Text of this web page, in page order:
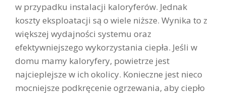
w przypadku instalacji kaloryferów. Jednak
koszty eksploatacji są o wiele niższe. Wynika to z
większej wydajności systemu oraz
efektywniejszego wykorzystania ciepła. Jeśli w
domu mamy kaloryfery, powietrze jest
najcieplejsze w ich okolicy. Konieczne jest nieco
mocniejsze podkręcenie ogrzewania, aby ciepło